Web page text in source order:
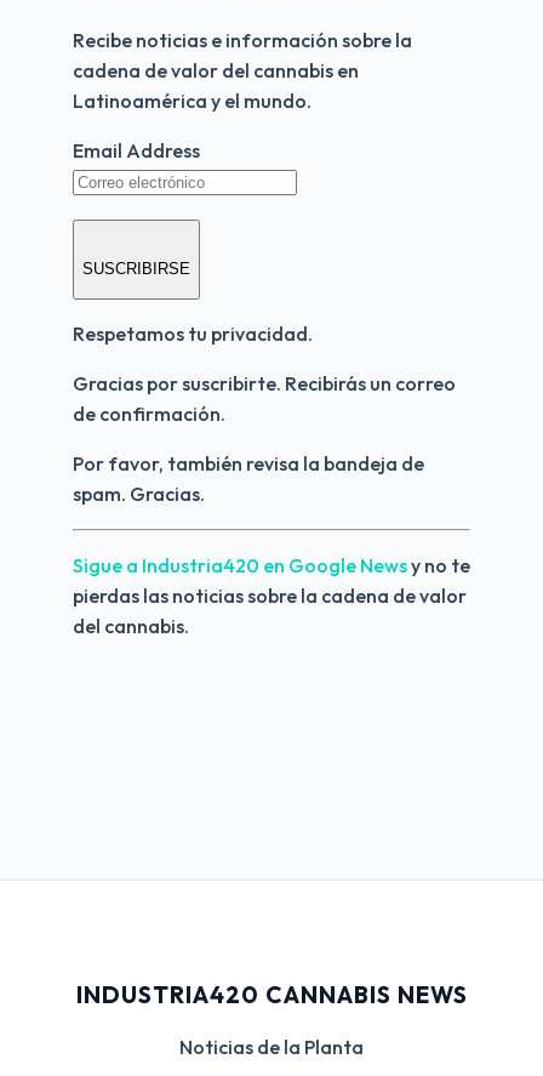
Recibe noticias e información sobre la
cadena de valor del cannabis en
Latinoamérica y el mundo.
Email Address
SUSCRIBIRSE
Respetamos tu privacidad.
Gracias por suscribirte. Recibirás un correo
de confirmación.
Por favor, también revisa la bandeja de
spam. Gracias.
Sigue a Industria420 en Google News y no te
pierdas las noticias sobre la cadena de valor
del cannabis.
INDUSTRIA420 CANNABIS NEWS
Noticias de la Planta